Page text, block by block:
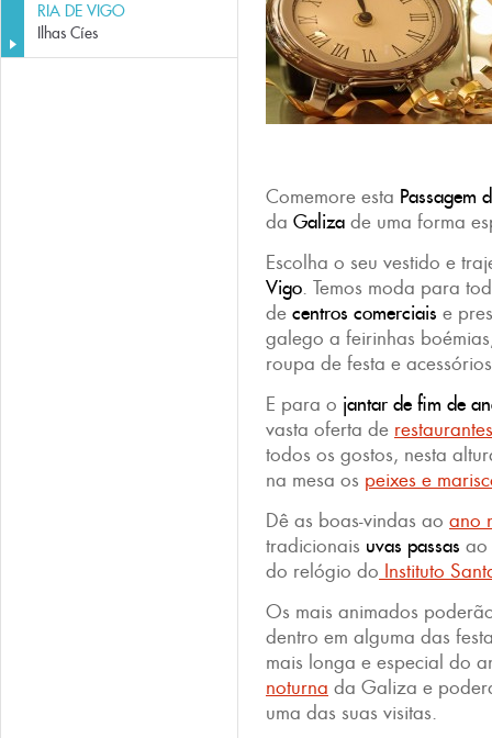
RIA DE VIGO
Ilhas Cíes
Comemore esta Passagem
da Galiza de uma forma
Escolha o seu vestido e
Vigo. Temos moda para
de centros comerciais e
galego a feirinhas
roupa de festa e
E para o jantar de fim de
vasta oferta de restaurantes
todos os gostos, nesta
na mesa os peixes e
Dê as boas-vindas ao ano
tradicionais uvas passas ao
do relógio do Instituto
Os mais animados
dentro em alguma das
mais longa e especial do
noturna da Galiza e
uma das suas visitas.